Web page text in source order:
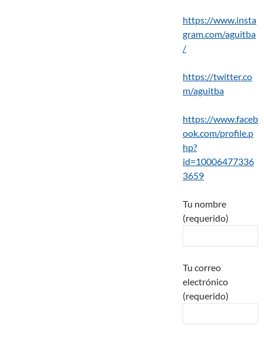
https://www.insta
gram.com/aguitba
/
https://twitter.co
m/aguitba
https://www.faceb
ook.com/profile.p
hp?
id=10006477336
3659
Tu nombre
(requerido)
Tu correo
electrónico
(requerido)